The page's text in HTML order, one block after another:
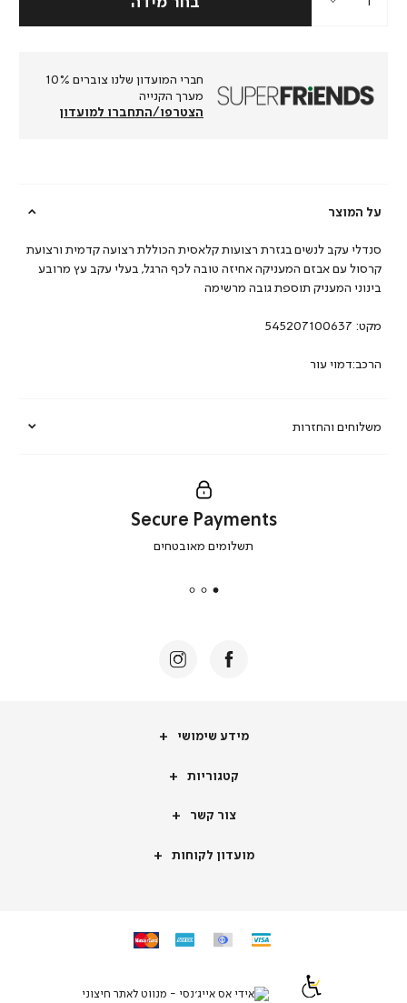
חברי המועדון שלנו צוברים 10%
מערך הקנייה
הצטרפו/התחברו למועדון
על המוצר
משלוחים והחזרות
סנדלי עקב לנשים בגזרת רצועות קלאסית הכוללת רצועה קדמית ורצועת
קרסול עם אבזם המעניקה אחיזה טובה לכף הרגל, בעלי עקב עץ מרובע
בינוני המעניק תוספת גובה מרשימה
מקט: 545207100637
הרכב:דמוי עור
secure
Secure Payments
תשלומים מאובטחים
מידע
מידע שימושי
קטגוריותקטגוריות
צור
צור קשר
מועדון
מועדון לקוחות